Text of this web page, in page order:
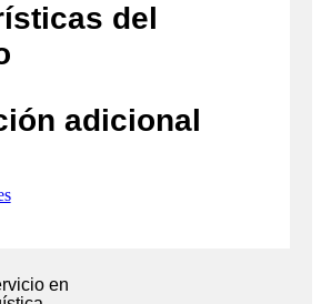
del
adicional
en